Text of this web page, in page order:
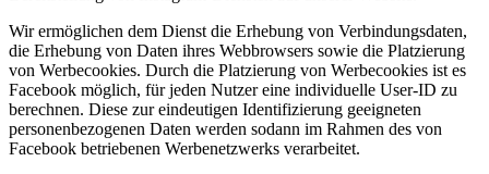
Wir ermöglichen dem Dienst die Erhebung von Verbindungsdaten,
die Erhebung von Daten ihres Webbrowsers sowie die Platzierung
von Werbecookies. Durch die Platzierung von Werbecookies ist es
Facebook möglich, für jeden Nutzer eine individuelle User-ID zu
berechnen. Diese zur eindeutigen Identifizierung geeigneten
personenbezogenen Daten werden sodann im Rahmen des von
Facebook betriebenen Werbenetzwerks verarbeitet.